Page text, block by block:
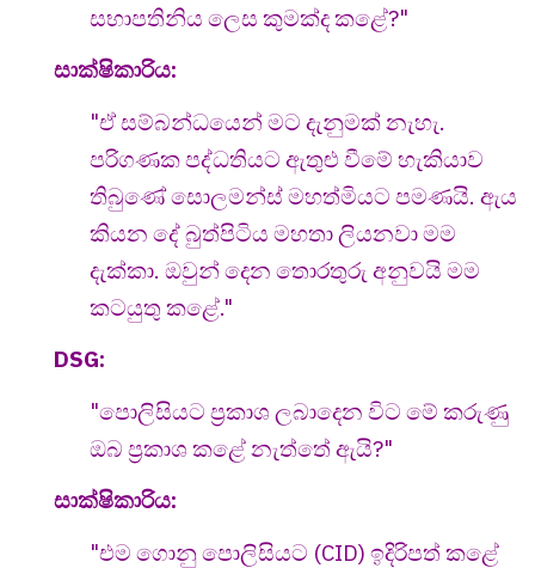
සභාපතිනිය ලෙස කුමක්ද කළේ?"
සාක්ෂිකාරිය:
"ඒ සම්බන්ධයෙන් මට දැනුමක් නැහැ.
පරිගණක පද්ධතියට ඇතුළු වීමේ හැකියාව
තිබුණේ සොලමන්ස් මහත්මියට පමණයි. ඇය
කියන දේ බුත්පිටිය මහතා ලියනවා මම
දැක්කා. ඔවුන් දෙන තොරතුරු අනුවයි මම
කටයුතු කළේ."
DSG:
"පොලිසියට ප්‍රකාශ ලබාදෙන විට මේ කරුණු
ඔබ ප්‍රකාශ කළේ නැත්තේ ඇයි?"
සාක්ෂිකාරිය:
"එම ගොනු පොලිසියට (CID) ඉදිරිපත් කළේ